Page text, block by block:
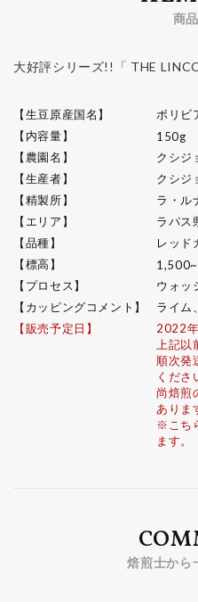
商
大好評シリーズ!!「 THE
【生豆原産国名】
ボリビ
【内容量】
150g
【農園名】
クシジ
【生産者】
クシジ
【精製所】
ラ・ル
【エリア】
ラパス
【品種】
レッド
【標高】
【プロセス】
ウォッ
【カッピングコメント】
ライム
【販売予定日】
2022
上記
順次発
くださ
尚焙煎
ありま
※こち
ます。
焙煎士から